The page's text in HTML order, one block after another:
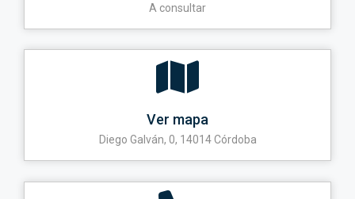
A consultar
Ver mapa
Diego Galván, 0, 14014 Córdoba